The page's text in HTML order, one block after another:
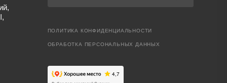
ПОЛИТИКА КОНФИДЕНЦИАЛЬНОСТИ
ОБРАБОТКА ПЕРСОНАЛЬНЫХ ДАННЫХ